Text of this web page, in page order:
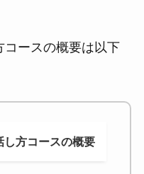
コースの概要は以下
し方コースの概要